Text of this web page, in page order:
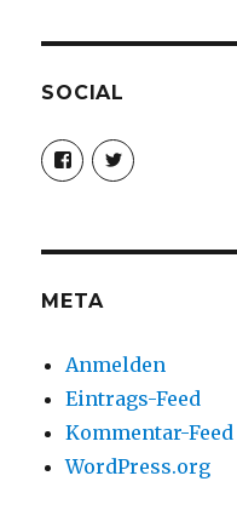
SOCIAL
Profil
von
christoph.fleischer1
anzeigen
Profil
von
anzeigen
META
Anmelden
Eintrags-Feed
Kommentar-Feed
WordPress.org